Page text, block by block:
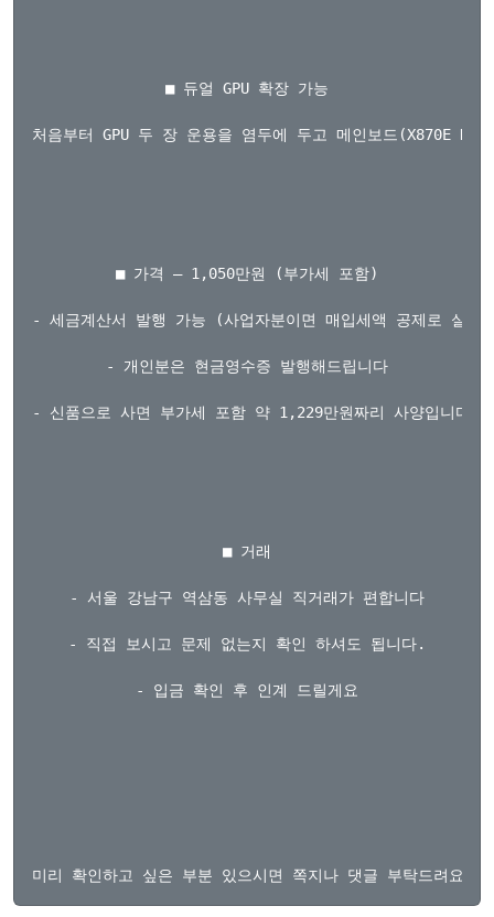
■ 듀얼 GPU 확장 가능
처음부터 GPU 두 장 운용을 염두에 두고 메인보드(X870E
■ 가격 — 1,050만원 (부가세 포함)
- 세금계산서 발행 가능 (사업자분이면 매입세액 공제로 실
- 개인분은 현금영수증 발행해드립니다
- 신품으로 사면 부가세 포함 약 1,229만원짜리 사양입니다
■ 거래
- 서울 강남구 역삼동 사무실 직거래가 편합니다
- 직접 보시고 문제 없는지 확인 하셔도 됩니다.
- 입금 확인 후 인계 드릴게요